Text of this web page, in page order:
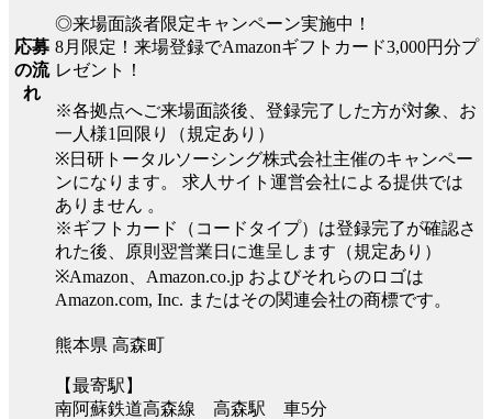
応募
の流
れ
◎来場面談者限定キャンペーン実施中！
8月限定！来場登録でAmazonギフトカード3,000円分プ
レゼント！
※各拠点へご来場面談後、登録完了した方が対象、お
一人様1回限り（規定あり）
※日研トータルソーシング株式会社主催のキャンペー
ンになります。 求人サイト運営会社による提供では
ありません 。
※ギフトカード（コードタイプ）は登録完了が確認さ
れた後、原則翌営業日に進呈します（規定あり）
※Amazon、Amazon.co.jp およびそれらのロゴは
Amazon.com, Inc. またはその関連会社の商標です。
熊本県 高森町
【最寄駅】
南阿蘇鉄道高森線 高森駅 車5分